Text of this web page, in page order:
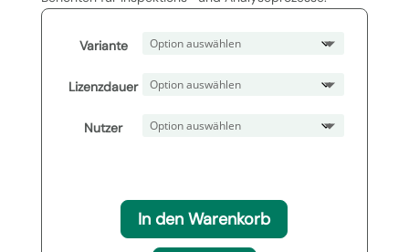
Variante
Lizenzdauer
Nutzer
In den Warenkorb